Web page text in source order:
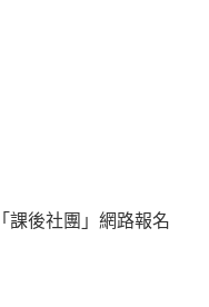
課後社團」網路報名